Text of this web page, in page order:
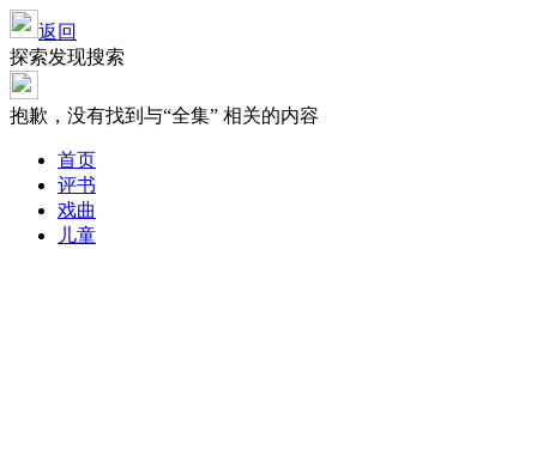
返回
探索发现搜索
抱歉，没有找到与“全集” 相关的内容
首页
评书
戏曲
儿童